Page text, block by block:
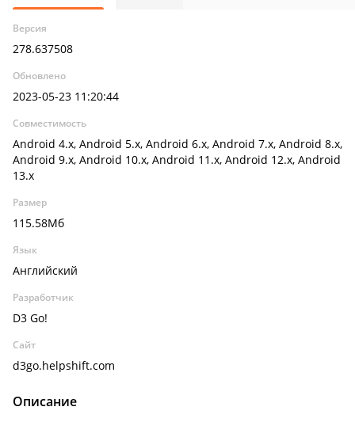
Версия
278.637508
Обновлено
2023-05-23 11:20:44
Совместимость
Android 4.x, Android 5.x, Android 6.x, Android 7.x, Android 8.x,
Android 9.x, Android 10.x, Android 11.x, Android 12.x, Android
13.x
Размер
115.58Мб
Язык
Английский
Разработчик
D3 Go!
Сайт
d3go.helpshift.com
Описание